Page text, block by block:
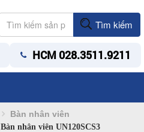
Tìm kiếm
HCM 028.3511.9211
Bàn nhân viên
Bàn nhân viên UN120SCS3